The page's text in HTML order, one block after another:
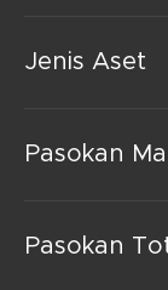
Jenis Aset
Pasokan
Pasokan